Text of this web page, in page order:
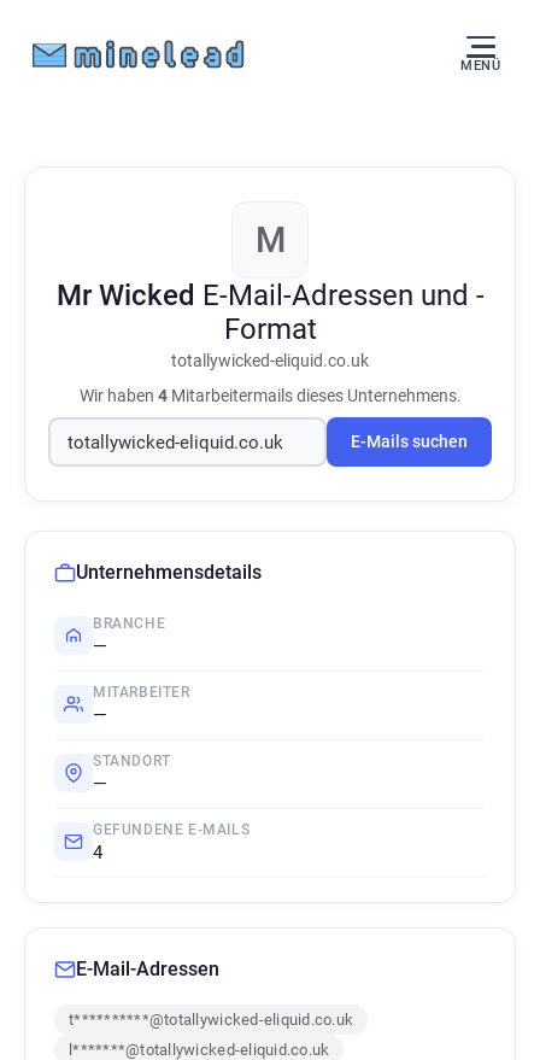
MENÜ
M
Mr Wicked E-Mail-Adressen und -
Format
totallywicked-eliquid.co.uk
Wir haben 4Mitarbeitermails dieses Unternehmens.
E-Mails suchen
Unternehmensdetails
BRANCHE
—
MITARBEITER
—
STANDORT
—
GEFUNDENE E-MAILS
4
E-Mail-Adressen
t**********@totallywicked-eliquid.co.uk
l*******@totallywicked-eliquid.co.uk